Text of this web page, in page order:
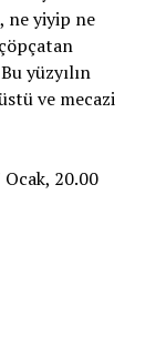
ne yiyip ne
yüzyılın
ve mecazi
20.00